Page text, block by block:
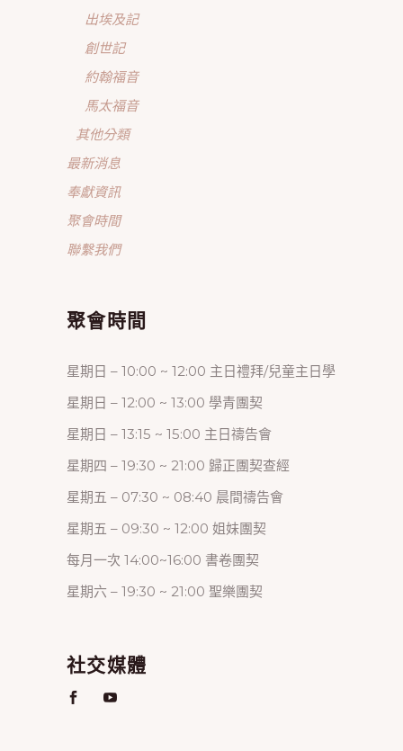
出埃及記
創世記
約翰福音
馬太福音
其他分類
最新消息
奉獻資訊
聚會時間
聯繫我們
聚會時間
星期日 – 10:00 ~ 12:00 主日禮拜/兒童主日學
星期日 – 12:00 ~ 13:00 學青團契
星期日 – 13:15 ~ 15:00 主日禱告會
星期四 – 19:30 ~ 21:00 歸正團契查經
星期五 – 07:30 ~ 08:40 晨間禱告會
星期五 – 09:30 ~ 12:00 姐妹團契
每月一次 14:00~16:00 書卷團契
星期六 – 19:30 ~ 21:00 聖樂團契
社交媒體